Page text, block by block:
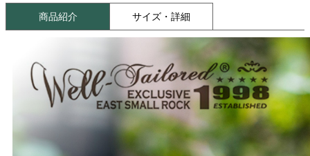
商品紹介 サイズ・詳細